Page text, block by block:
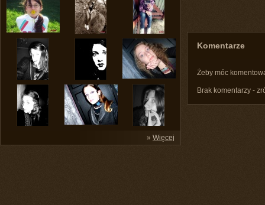
» Więcej
Komentarze
Żeby móc
Brak komentarzy -